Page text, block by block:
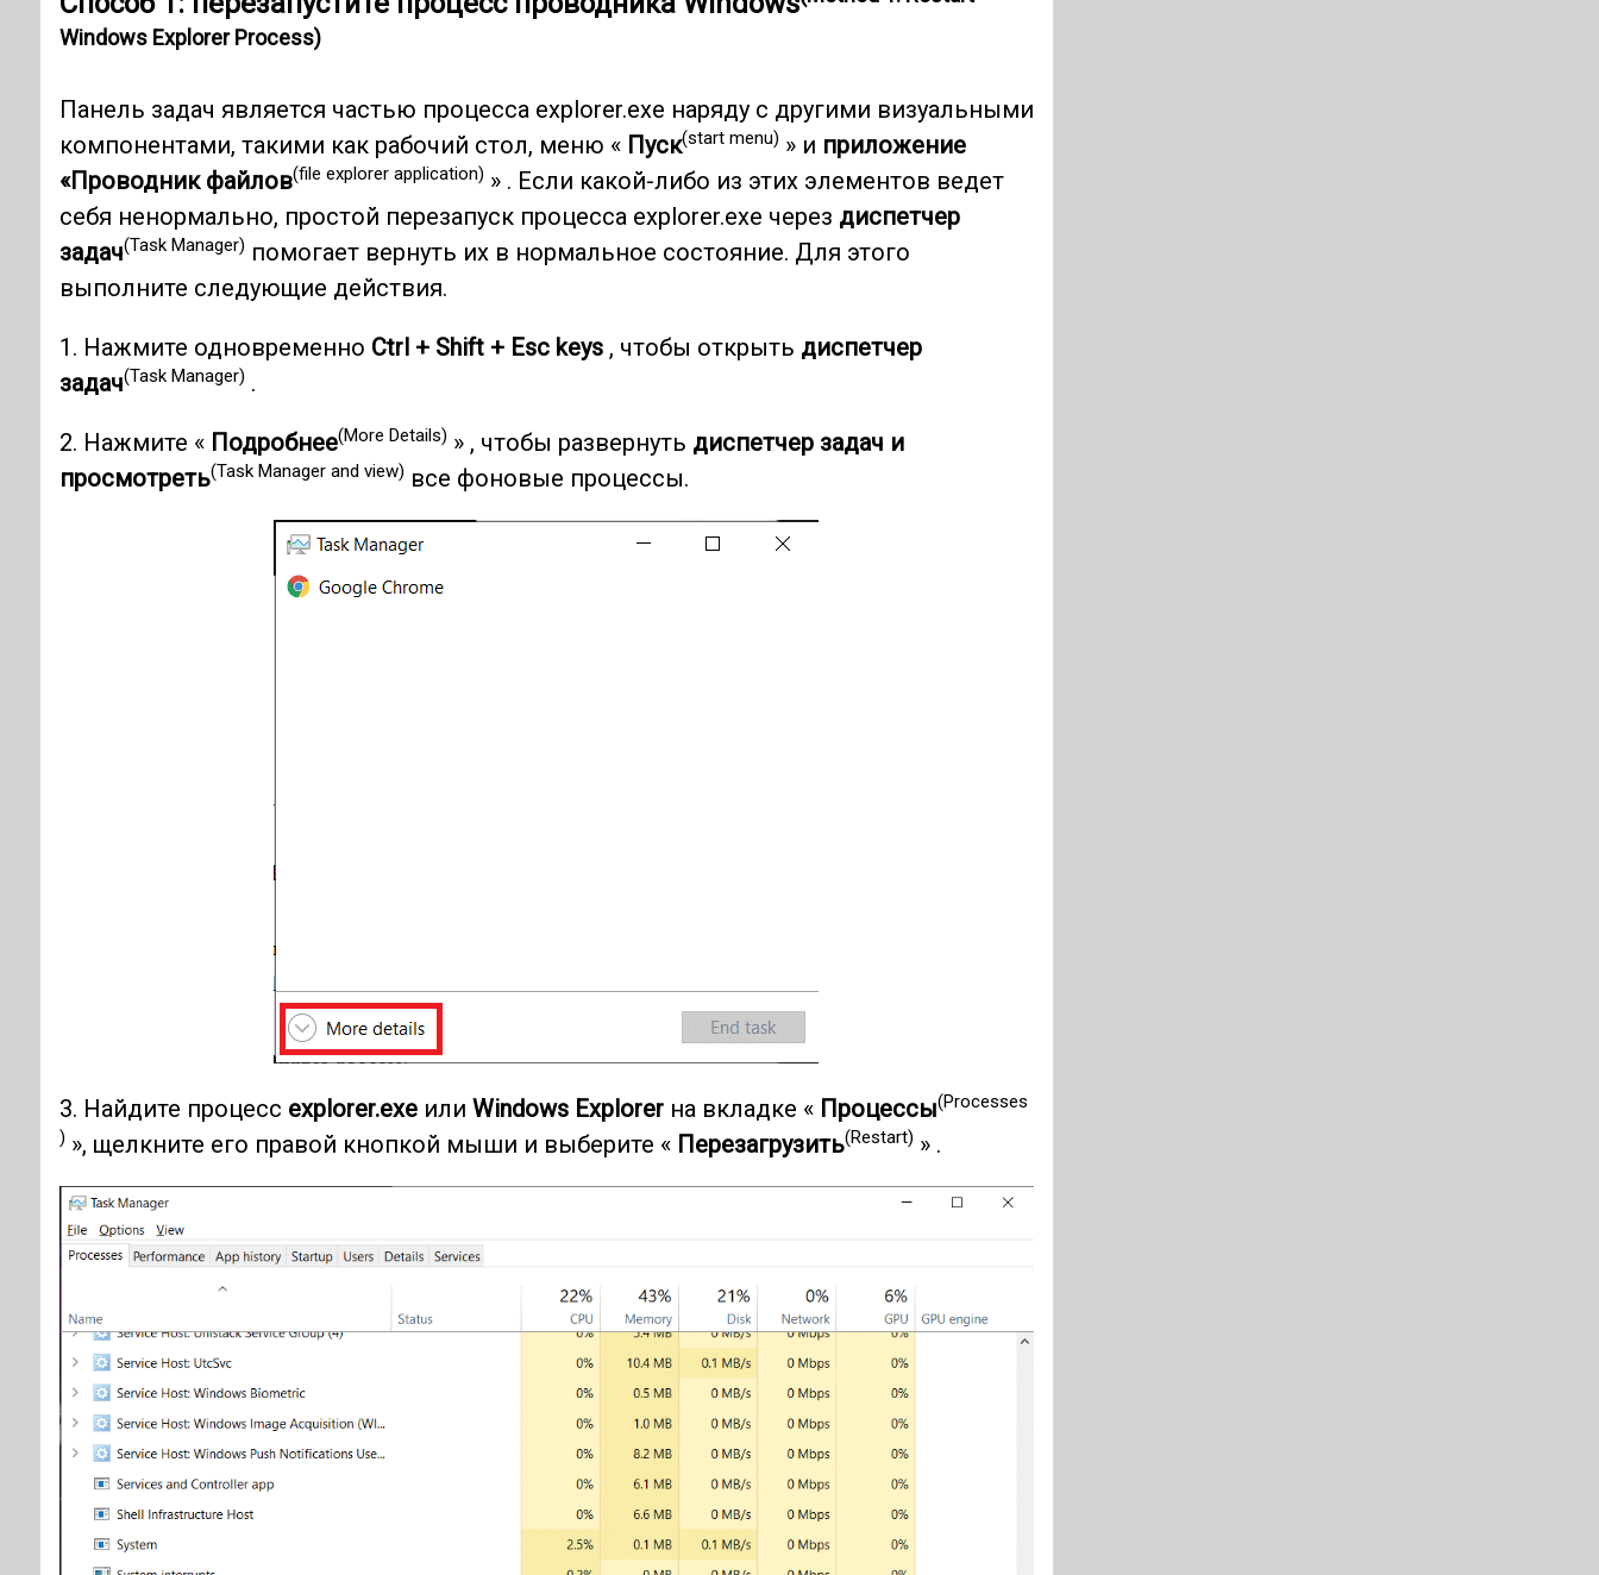
Windows Explorer Process)
Панель задач является частью процесса explorer.exe наряду с другими визуальными
компонентами, такими как рабочий стол, меню « Пуск(start menu) » и приложение
«Проводник файлов(file explorer application) » . Если какой-либо из этих элементов ведет
себя ненормально, простой перезапуск процесса explorer.exe через диспетчер
задач(Task Manager) помогает вернуть их в нормальное состояние. Для этого
выполните следующие действия.
1. Нажмите одновременно Ctrl + Shift + Esc keys, чтобы открыть диспетчер
задач(Task Manager) .
2. Нажмите « Подробнее(More Details) » , чтобы развернуть диспетчер задач и
просмотреть(Task Manager and view) все фоновые процессы.
3. Найдите процесс explorer.exeили Windows Explorerна вкладке « Процессы(Processes
) », щелкните его правой кнопкой мыши и выберите « Перезагрузить(Restart) » .